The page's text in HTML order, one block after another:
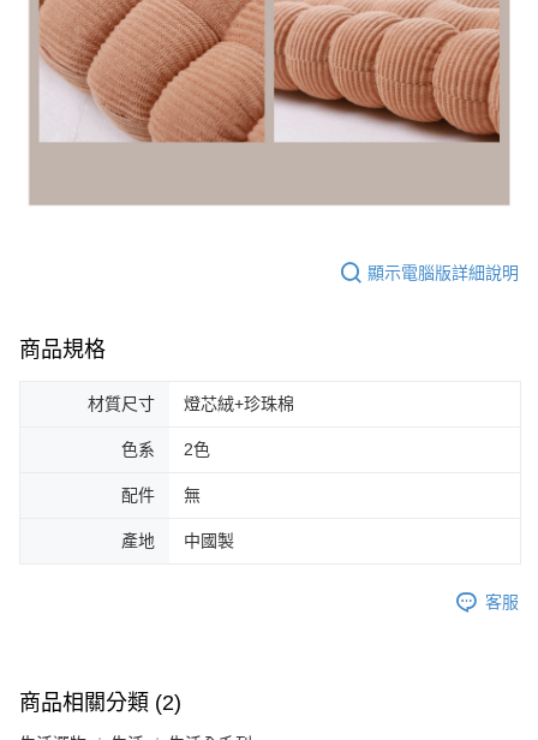
顯示電腦版詳細說明
商品規格
材質尺寸 燈芯絨+珍珠棉
色系 2色
配件 無
產地 中國製
客服
商品相關分類 (2)